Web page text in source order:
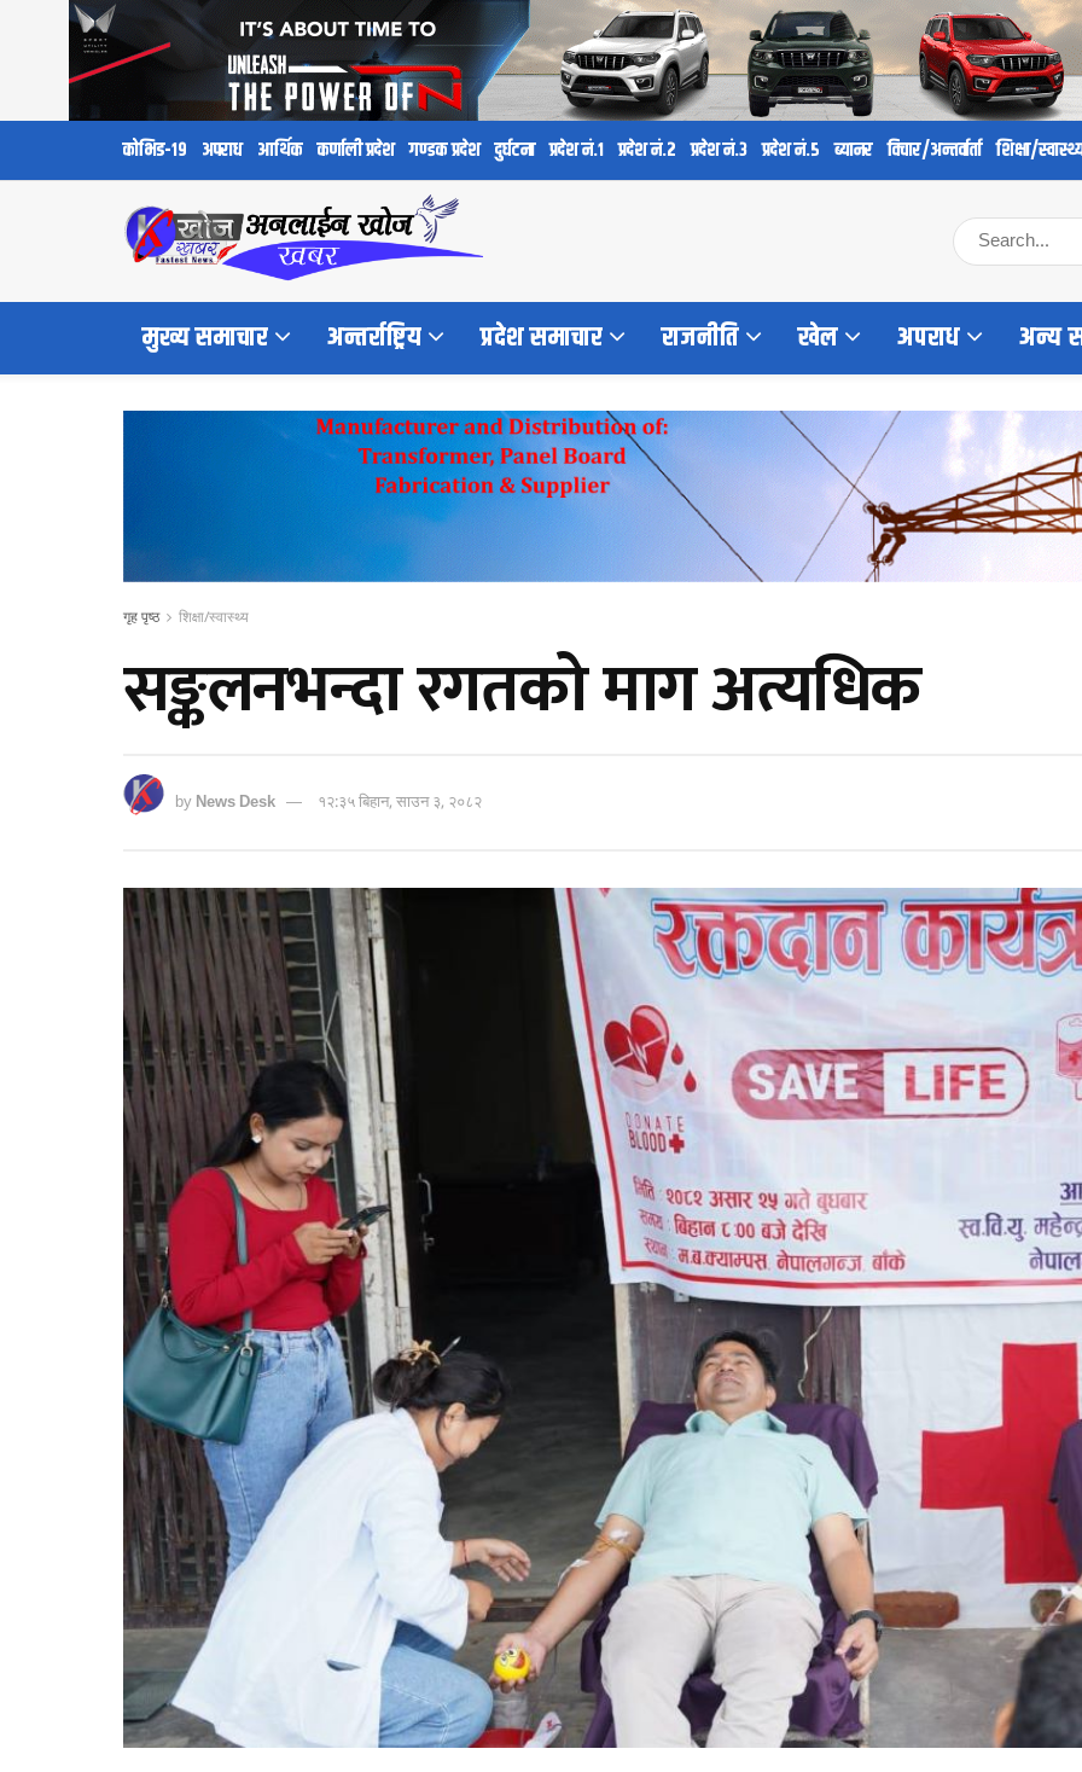
कोभिड-१९ अपराध आर्थिक कर्णाली प्रदेश गण्डक प्रदेश दुर्घटना प्रदेश नं.१ प्रदेश नं.२ प्रदेश नं.३ प्रदेश नं.५ ब्यानर विचार/अन्तर्वार्ता शिक्षा/
मुख्य समाचार अन्तर्राष्ट्रिय प्रदेश समाचार राजनीति खेल अपराध अन्य
गृह पृष्ठ शिक्षा/स्वास्थ्य
सङ्कलनभन्दा रगतको माग अत्यधिक
byNews Desk १२:३५ बिहान, साउन ३, २०८२